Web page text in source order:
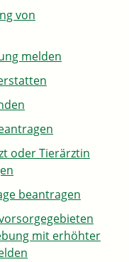
von
melden
oder Tierärztin
beantragen
mit erhöhter